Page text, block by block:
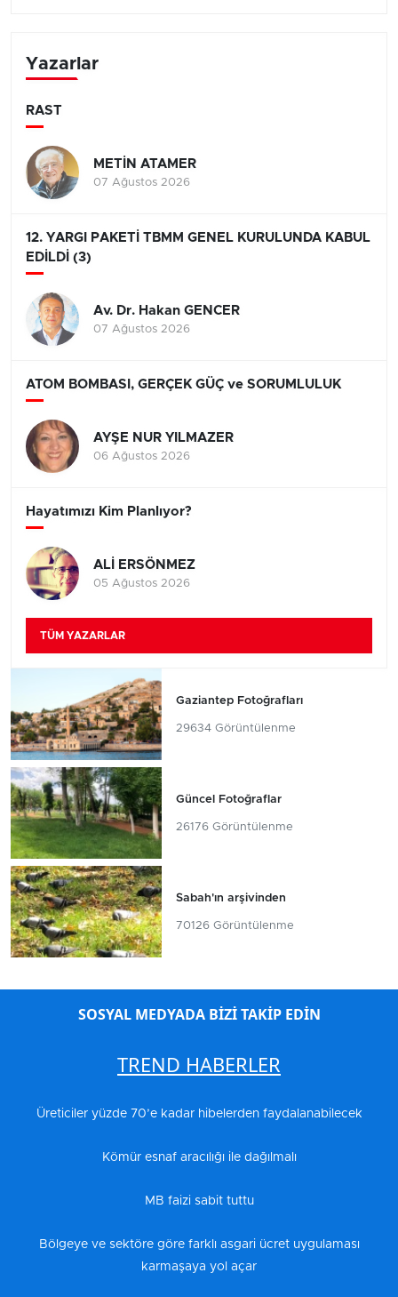
Yazarlar
RAST
METİN ATAMER
07 Ağustos 2026
12. YARGI PAKETİ TBMM GENEL KURULUNDA KABUL
EDİLDİ (3)
Av. Dr. Hakan GENCER
07 Ağustos 2026
ATOM BOMBASI, GERÇEK GÜÇ ve SORUMLULUK
AYŞE NUR YILMAZER
06 Ağustos 2026
Hayatımızı Kim Planlıyor?
ALİ ERSÖNMEZ
05 Ağustos 2026
TÜM YAZARLAR
Gaziantep Fotoğrafları
29634 Görüntülenme
Güncel Fotoğraflar
26176 Görüntülenme
Sabah'ın arşivinden
70126 Görüntülenme
SOSYAL MEDYADA BİZİ TAKİP EDİN
TREND HABERLER
Üreticiler yüzde 70’e kadar hibelerden faydalanabilecek
Kömür esnaf aracılığı ile dağılmalı
MB faizi sabit tuttu
Bölgeye ve sektöre göre farklı asgari ücret uygulaması
karmaşaya yol açar